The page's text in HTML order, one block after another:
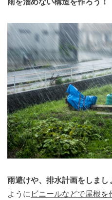
雨避けや、排水計画をしまし
ようにビニールなどで屋根